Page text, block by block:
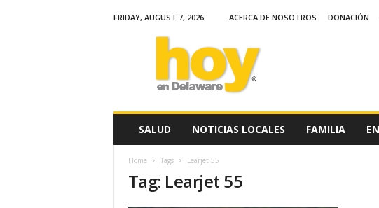
FRIDAY, AUGUST 7, 2026 ACERCA DE NOSOTROS DONACIÓN
SALUD NOTICIAS LOCALES FAMILIA
Home Tags Learjet 55
Tag: Learjet 55